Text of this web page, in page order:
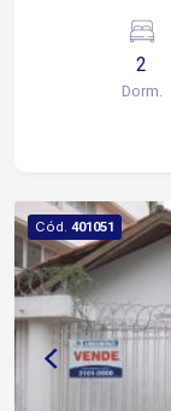
modulados
Sala para 2
sacada
cobertas Apartamento perfeito para quem busca
conforto,
morar.
2
Dorm.
Cód. 401051